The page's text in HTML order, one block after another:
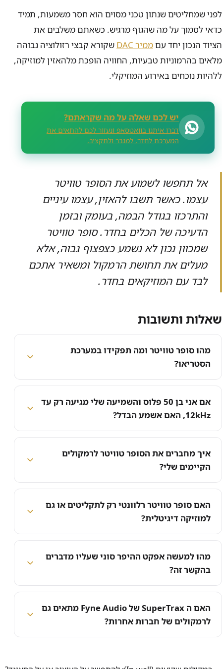
לפני שמחליטים שנתון טכני מסוים הוא חסר משמעות, תמיד
כדאי לסמוך על מה שהגוף מרגיש. כשאתם משלבים את
הציוד הנכון יחד עם ממיר DAC
שקורא קבצי רזולוציה גבוהה
מלאים בהרמוניות טבעיות, החוויה הופכת מלהאזין למוזיקה,
ללהיות נוכחים באירוע המוזיקלי.
יש לכם שאלה על מה שקראתם?
דברו איתנו בוואטסאפ ונעזור לכם להתאים את
המערכת לחדר, למגבר ולתקציב.
אל תחפשו לשמוע את הסופר טוויטר
עצמו. כאשר תשבו להאזין, עצמו עיניים
והתרכזו בגודל הבמה, בעומק ובזמן
הדעיכה של הכלים בחדר. סופר טוויטר
שמכוון נכון לא נשמע כצפצוף גבוה, אלא
מעלים את תחושת הרמקול ומשאיר אתכם
לבד עם המוזיקאים בחדר.
שאלות ותשובות
מהו סופר טוויטר ומה תפקידו במערכת
הסטריאו?
אם אני בן 50 פלוס והשמיעה שלי מגיעה רק עד
12kHz, האם אשמע הבדל?
איך מחברים את הסופר טוויטר לרמקולים
הקיימים שלי?
האם סופר טוויטר רלוונטי רק לתקליטים או גם
למוזיקה דיגיטלית?
מהו למעשה אפקט ההיפר סוני שעליו מדברים
בהקשר זה?
האם ה SuperTrax של Fyne Audio מתאים גם
לרמקולים של חברות אחרות?